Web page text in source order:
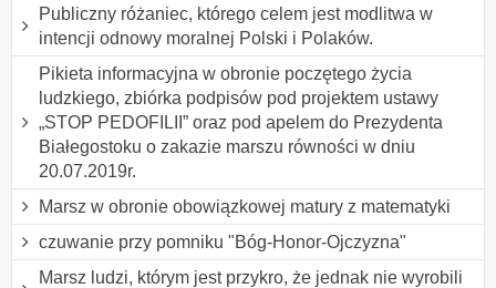
Publiczny różaniec, którego celem jest modlitwa w
intencji odnowy moralnej Polski i Polaków.
Pikieta informacyjna w obronie poczętego życia
ludzkiego, zbiórka podpisów pod projektem ustawy
„STOP PEDOFILII” oraz pod apelem do Prezydenta
Białegostoku o zakazie marszu równości w dniu
20.07.2019r.
Marsz w obronie obowiązkowej matury z matematyki
czuwanie przy pomniku "Bóg-Honor-Ojczyzna"
Marsz ludzi, którym jest przykro, że jednak nie wyrobili